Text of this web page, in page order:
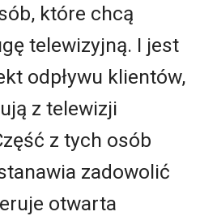
które chcą
telewizyjną. I jest
odpływu klientów,
z telewizji
z tych osób
zadowolić
otwarta